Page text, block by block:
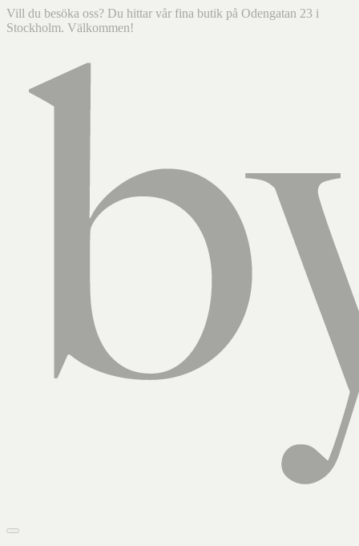
Vill du besöka oss? Du hittar vår fina butik på Odengatan 23 i
Stockholm. Välkommen!